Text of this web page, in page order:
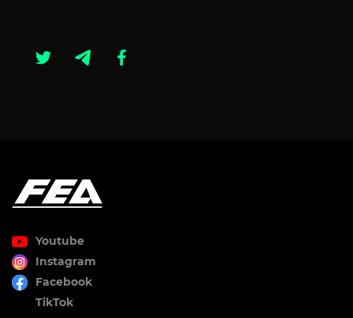
Youtube
Instagram
Facebook
TikTok